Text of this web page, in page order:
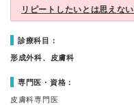
リピートしたいとは思えない
診療科目：
形成外科、皮膚科
専門医・資格：
皮膚科専門医